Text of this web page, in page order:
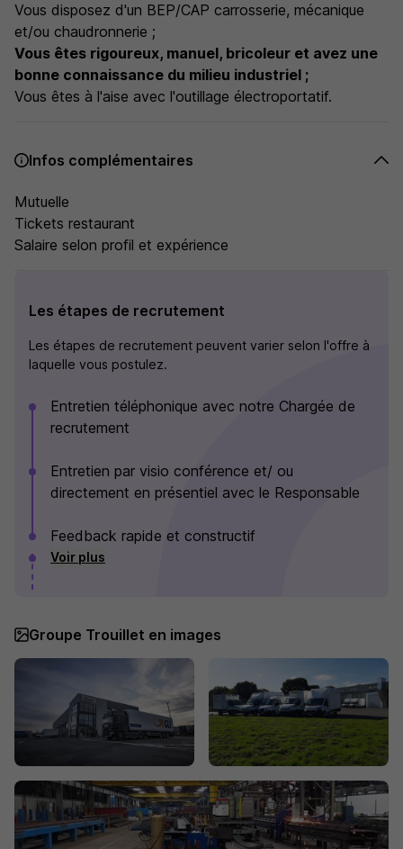
Vous disposez d'un BEP/CAP carrosserie, mécanique
et/ou chaudronnerie ;
Vous êtes rigoureux, manuel, bricoleur et avez une
bonne connaissance du milieu industriel ;
Vous êtes à l'aise avec l'outillage électroportatif.
Infos complémentaires
Mutuelle
Tickets restaurant
Salaire selon profil et expérience
Les étapes de recrutement
Les étapes de recrutement peuvent varier selon l'offre à
laquelle vous postulez.
Entretien téléphonique avec notre Chargée de
recrutement
Entretien par visio conférence et/ ou
directement en présentiel avec le Responsable
Feedback rapide et constructif
Voir plus
Groupe Trouillet en images